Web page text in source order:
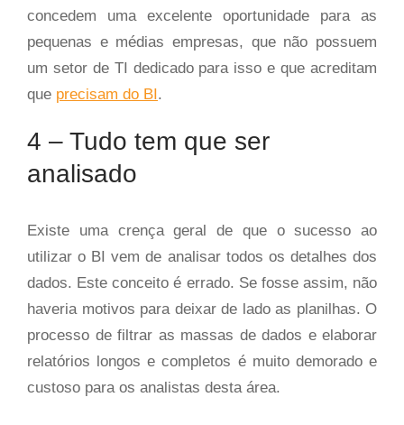
concedem uma excelente oportunidade para as
pequenas e médias empresas, que não possuem
um setor de TI dedicado para isso e que acreditam
que precisam do BI .
4 – Tudo tem que ser
analisado
Existe uma crença geral de que o sucesso ao
utilizar o BI vem de analisar todos os detalhes dos
dados. Este conceito é errado. Se fosse assim, não
haveria motivos para deixar de lado as planilhas. O
processo de filtrar as massas de dados e elaborar
relatórios longos e completos é muito demorado e
custoso para os analistas desta área.